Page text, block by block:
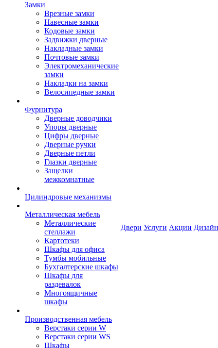
Замки
Врезные замки
Навесные замки
Кодовые замки
Задвижки дверные
Накладные замки
Почтовые замки
Электромеханические
замки
Накладки на замки
Велосипедные замки
Фурнитура
Дверные доводчики
Упоры дверные
Цифры дверные
Дверные ручки
Дверные петли
Глазки дверные
Защелки
межкомнатные
Цилиндровые механизмы
Металлическая мебель
Металлические
стеллажи
Картотеки
Шкафы для офиса
Тумбы мобильные
Бухгалтерские шкафы
Шкафы для
раздевалок
Многоящичные
шкафы
Производственная мебель
Верстаки серии W
Верстаки серии WS
Шкафы
Двери Услуги Акции